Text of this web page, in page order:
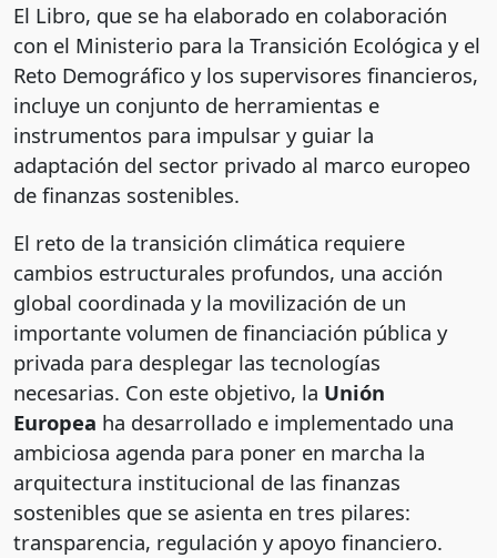
El Libro, que se ha elaborado en colaboración
con el Ministerio para la Transición Ecológica y el
Reto Demográfico y los supervisores financieros,
incluye un conjunto de herramientas e
instrumentos para impulsar y guiar la
adaptación del sector privado al marco europeo
de finanzas sostenibles.
El reto de la transición climática requiere
cambios estructurales profundos, una acción
global coordinada y la movilización de un
importante volumen de financiación pública y
privada para desplegar las tecnologías
necesarias. Con este objetivo, la Unión
Europea ha desarrollado e implementado una
ambiciosa agenda para poner en marcha la
arquitectura institucional de las finanzas
sostenibles que se asienta en tres pilares:
transparencia, regulación y apoyo financiero.